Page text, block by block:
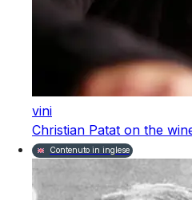
vini
Christian Patat on the
Contenuto in inglese